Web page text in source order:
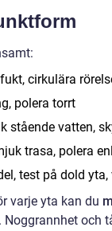
cirkulära
polera torrt
stående vatten,
trasa, polera
test på dold
varje yta kan du
och